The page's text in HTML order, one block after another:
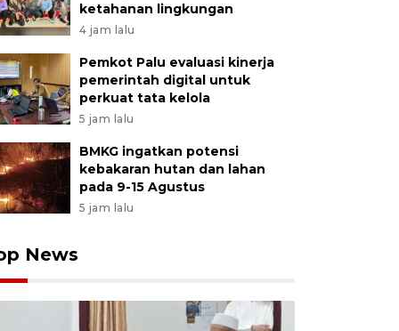
ketahanan lingkungan
4 jam lalu
Pemkot Palu evaluasi kinerja
pemerintah digital untuk
perkuat tata kelola
5 jam lalu
BMKG ingatkan potensi
kebakaran hutan dan lahan
pada 9-15 Agustus
5 jam lalu
News